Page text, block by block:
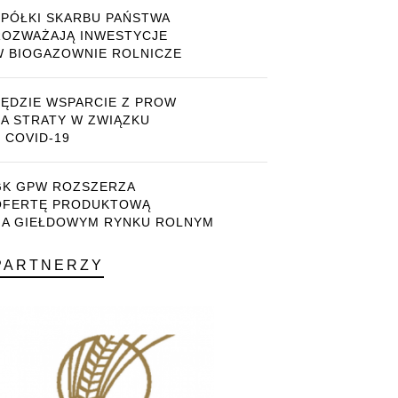
SKARBU PAŃSTWA
INWESTYCJE
BIOGAZOWNIE ROLNICZE
WSPARCIE Z PROW
STRATY W ZWIĄZKU
COVID-19
GPW ROZSZERZA
PRODUKTOWĄ
GIEŁDOWYM RYNKU ROLNYM